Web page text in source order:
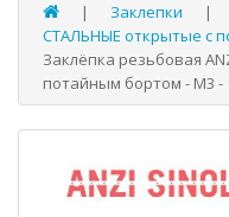
Заклепки
СТАЛЬНЫЕ открытые с
Заклёпка резьбовая
потайным бортом - М3 -